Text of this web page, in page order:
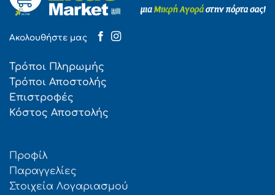
Ακολουθήστε μας
Τρόποι Πληρωμής
Τρόποι Αποστολής
Επιστροφές
Κόστος Αποστολής
Προφίλ
Παραγγελίες
Στοιχεία Λογαριασμού